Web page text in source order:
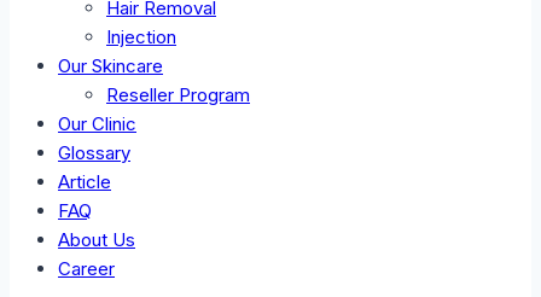
Hair Removal
Injection
Our Skincare
Reseller Program
Our Clinic
Glossary
Article
FAQ
About Us
Career